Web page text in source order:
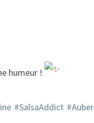
humeur !
#SalsaAddict #Auber